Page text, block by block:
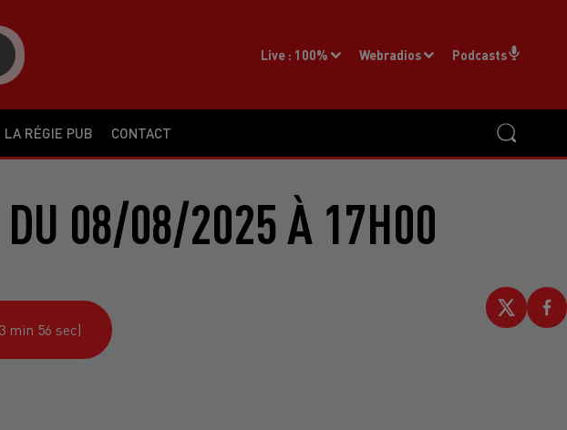
LA RÉGIE PUB CONTACT
Live : 100% Webradios Podcasts
DU 08/08/2025 À 17H00
min 56 sec)